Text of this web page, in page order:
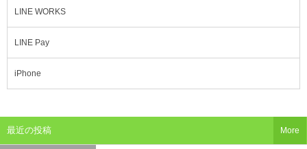
LINE WORKS
LINE Pay
iPhone
最近の投稿 More